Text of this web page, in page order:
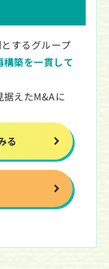
するグループ
築を一貫して
据えたM&Aに
る